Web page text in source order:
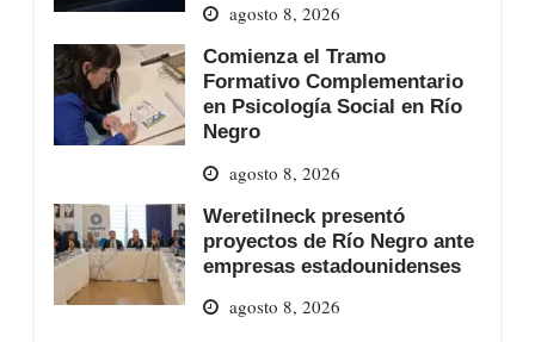
agosto 8, 2026
Comienza el Tramo
Formativo Complementario
en Psicología Social en Río
Negro
agosto 8, 2026
Weretilneck presentó
proyectos de Río Negro ante
empresas estadounidenses
agosto 8, 2026